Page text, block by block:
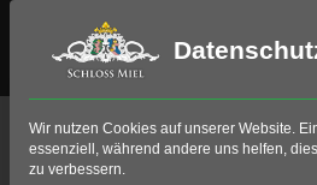
OKTOBER, 2025
Wir nutzen Cookies auf unserer Website.
essenziell, während andere uns helfen,
zu verbessern.